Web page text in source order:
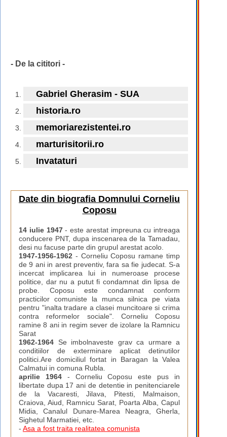
- De la cititori -
Gabriel Gherasim - SUA
historia.ro
memoriarezistentei.ro
marturisitorii.ro
Invataturi
Date din biografia Domnului Corneliu
Coposu
14 iulie 1947- este arestat impreuna cu intreaga
conducere PNT, dupa inscenarea de la Tamadau,
desi nu facuse parte din grupul arestat acolo.
1947-1956-1962 - Corneliu Coposu ramane timp
de 9 ani in arest preventiv, fara sa fie judecat. S-a
incercat implicarea lui in numeroase procese
politice, dar nu a putut fi condamnat din lipsa de
probe. Coposu este condamnat conform
practicilor comuniste la munca silnica pe viata
pentru "inalta tradare a clasei muncitoare si crima
contra reformelor sociale". Corneliu Coposu
ramine 8 ani in regim sever de izolare la Ramnicu
Sarat
1962-1964 Se imbolnaveste grav ca urmare a
conditiilor de exterminare aplicat detinutilor
politici.Are domiciliul fortat in Baragan la Valea
Calmatui in comuna Rubla.
aprilie 1964- Corneliu Coposu este pus in
libertate dupa 17 ani de detentie in penitenciarele
de la Vacaresti, Jilava, Pitesti, Malmaison,
Craiova, Aiud, Ramnicu Sarat, Poarta Alba, Capul
Midia, Canalul Dunare-Marea Neagra, Gherla,
Sighetul Marmatiei, etc.
- Asa a fost traita realitatea comunista